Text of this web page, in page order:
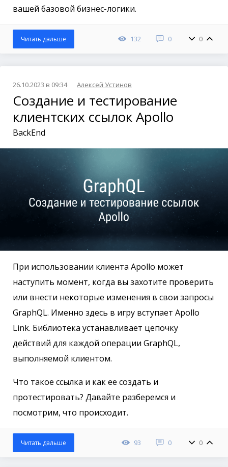
вашей базовой бизнес-логики.
132 0 0
Читать дальше
26.10.2023 в 09:34 Алексей Устинов
Создание и тестирование
клиентских ссылок Apollo
BackEnd
При использовании клиента Apollo может
наступить момент, когда вы захотите проверить
или внести некоторые изменения в свои запросы
GraphQL. Именно здесь в игру вступает Apollo
Link. Библиотека устанавливает цепочку
действий для каждой операции GraphQL,
выполняемой клиентом.
Что такое ссылка и как ее создать и
протестировать? Давайте разберемся и
посмотрим, что происходит.
93 0 0
Читать дальше